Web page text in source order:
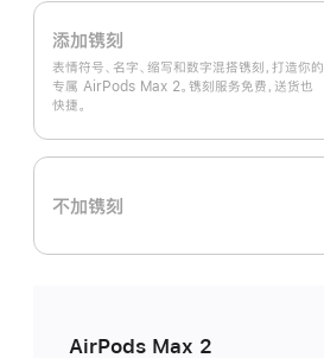
添加镌刻
表情符号、名字、缩写和数字混搭镌刻，打造你的
专属 AirPods Max 2。镌刻服务免费，送货也
快捷。
不加镌刻
AirPods Max 2